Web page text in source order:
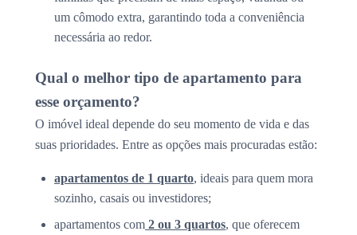
um cômodo extra, garantindo toda a conveniência
necessária ao redor.
Qual o melhor tipo de apartamento para
esse orçamento?
O imóvel ideal depende do seu momento de vida e das
suas prioridades. Entre as opções mais procuradas estão:
apartamentos de 1 quarto, ideais para quem mora
sozinho, casais ou investidores;
apartamentos com 2 ou 3 quartos, que oferecem